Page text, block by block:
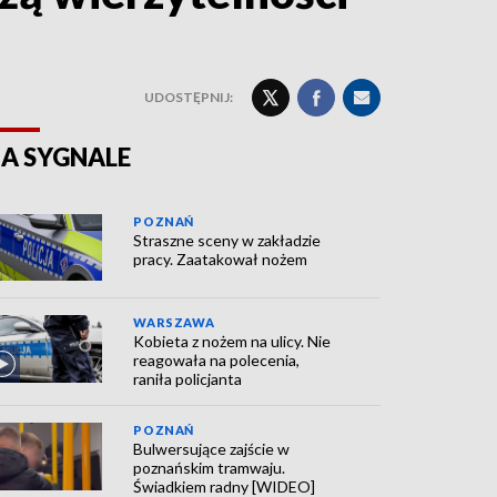
UDOSTĘPNIJ:
SYGNALE
POZNAŃ
Straszne sceny w zakładzie
pracy. Zaatakował nożem
WARSZAWA
Kobieta z nożem na ulicy. Nie
reagowała na polecenia,
raniła policjanta
POZNAŃ
Bulwersujące zajście w
poznańskim tramwaju.
Świadkiem radny [WIDEO]